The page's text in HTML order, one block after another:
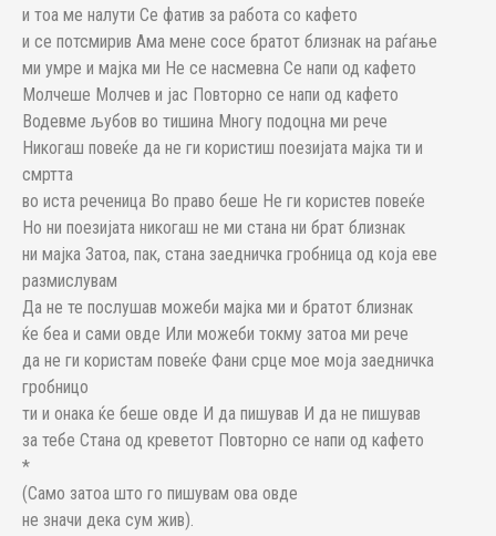
и тоа ме налути Се фатив за работа со кафето
и се потсмирив Ама мене сосе братот близнак на раѓање
ми умре и мајка ми Не се насмевна Се напи од кафето
Молчеше Молчев и јас Повторно се напи од кафето
Водевме љубов во тишина Многу подоцна ми рече
Никогаш повеќе да не ги користиш поезијата мајка ти и
смртта
во иста реченица Во право беше Не ги користев повеќе
Но ни поезијата никогаш не ми стана ни брат близнак
ни мајка Затоа, пак, стана заедничка гробница од која еве
размислувам
Да не те послушав можеби мајка ми и братот близнак
ќе беа и сами овде Или можеби токму затоа ми рече
да не ги користам повеќе Фани срце мое моја заедничка
гробницо
ти и онака ќе беше овде И да пишував И да не пишував
за тебе Стана од креветот Повторно се напи од кафето
*
(Само затоа што го пишувам ова овде
не значи дека сум жив).